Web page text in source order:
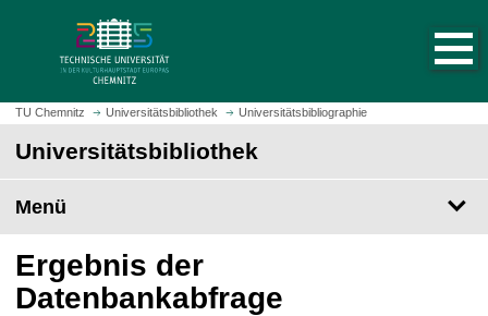
z
m
t
e
i
t
u
f
TU Chemnitz Universitätsbibliothek Universitätsbibliographie
Universitätsbibliothek
Menü
Ergebnis der
Datenbankabfrage